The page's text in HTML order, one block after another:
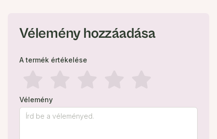
Vélemény hozzáadása
A termék értékelése
Vélemény